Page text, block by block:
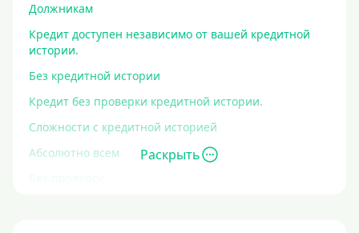
Должникам
Кредит доступен независимо от вашей кредитной
истории.
Без кредитной истории
Кредит без проверки кредитной истории.
Сложности с кредитной историей
Абсолютно всем
Без проверок
Раскрыть